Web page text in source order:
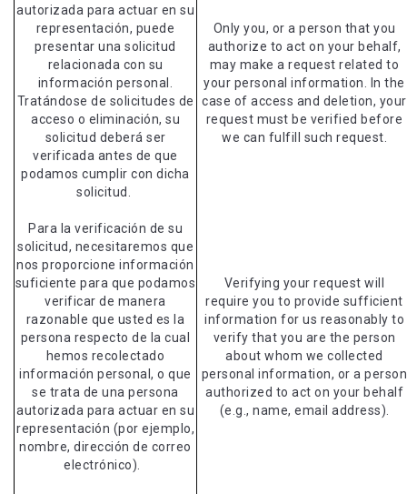
autorizada para actuar en su
representación, puede
presentar una solicitud
relacionada con su
información personal.
Tratándose de solicitudes de
acceso o eliminación, su
solicitud deberá ser
verificada antes de que
podamos cumplir con dicha
solicitud.
Only you, or a person that you
authorize to act on your behalf,
may make a request related to
your personal information. In the
case of access and deletion, your
request must be verified before
we can fulfill such request.
Para la verificación de su
solicitud, necesitaremos que
nos proporcione información
suficiente para que podamos
verificar de manera
razonable que usted es la
persona respecto de la cual
hemos recolectado
información personal, o que
se trata de una persona
autorizada para actuar en su
representación (por ejemplo,
nombre, dirección de correo
electrónico).
Verifying your request will
require you to provide sufficient
information for us reasonably to
verify that you are the person
about whom we collected
personal information, or a person
authorized to act on your behalf
(e.g., name, email address).